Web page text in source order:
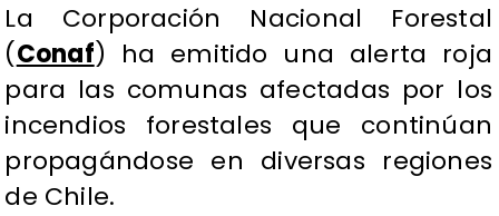
La Corporación Nacional Forestal
(Conaf) ha emitido una alerta roja
para las comunas afectadas por los
incendios forestales que continúan
propagándose en diversas regiones
de Chile.